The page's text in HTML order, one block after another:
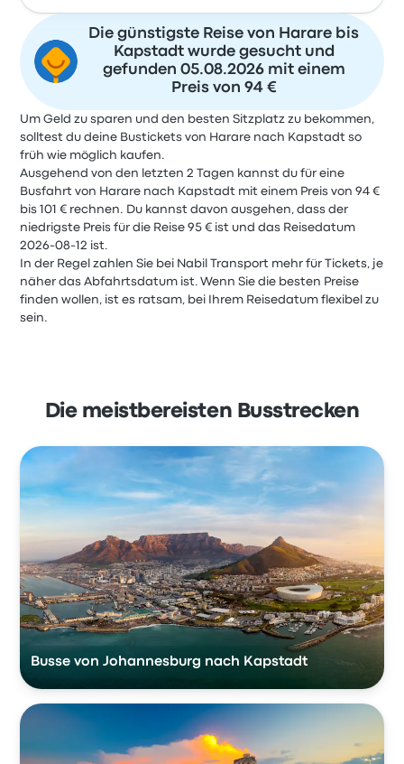
Die günstigste Reise von Harare bis
Kapstadt wurde gesucht und
gefunden 05.08.2026 mit einem
Preis von 94 €
Um Geld zu sparen und den besten Sitzplatz zu bekommen,
solltest du deine Bustickets von Harare nach Kapstadt so
früh wie möglich kaufen.
Ausgehend von den letzten 2 Tagen kannst du für eine
Busfahrt von Harare nach Kapstadt mit einem Preis von 94 €
bis 101 € rechnen. Du kannst davon ausgehen, dass der
niedrigste Preis für die Reise 95 € ist und das Reisedatum
2026-08-12 ist.
In der Regel zahlen Sie bei Nabil Transport mehr für Tickets, je
näher das Abfahrtsdatum ist. Wenn Sie die besten Preise
finden wollen, ist es ratsam, bei Ihrem Reisedatum flexibel zu
sein.
Die meistbereisten Busstrecken
Busse von Johannesburg nach Kapstadt